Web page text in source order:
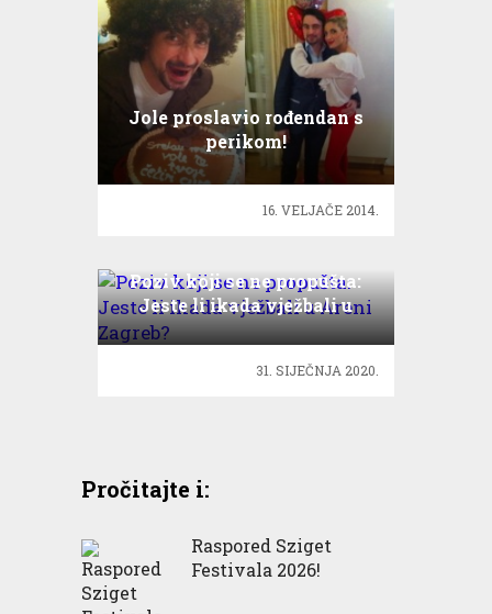
Jole proslavio rođendan s
perikom!
16. VELJAČE 2014.
Poziv koji se ne propušta:
Jeste li ikada vježbali u
Areni Zagreb?
31. SIJEČNJA 2020.
Pročitajte i:
Raspored Sziget
Festivala 2026!